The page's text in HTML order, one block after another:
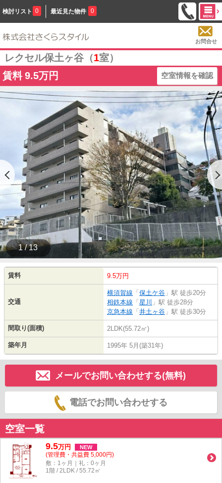
検討リスト 0 最近見た物件 0
お問合せ
レクセル保土ヶ谷（1室）
賃料 9.5万円 空室情報を確認
1 / 13
賃料 9.5万円
交通
横須賀線 「 保土ケ谷 」駅 徒歩20分
相鉄本線 「 星川 」駅 徒歩28分
京急本線 「 井土ヶ谷 」駅 徒歩30分
間取り(面積) 2LDK(55.72㎡)
築年月 1995年 5月(築31年)
メールでお問い合わせする(無料)
電話でお問い合わせする
空室一覧
9.5万円 NEW
(管理費・共益費 5,000円)
敷：1ヶ月｜礼：0ヶ月
1階 / 2LDK / 55.72㎡